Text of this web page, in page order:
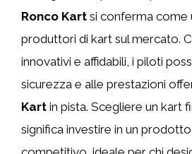
Ronco Kart si conferma come
produttori di kart sul mercato.
innovativi e affidabili, i piloti
sicurezza e alle prestazioni
Kart in pista. Scegliere un kart
significa investire in un